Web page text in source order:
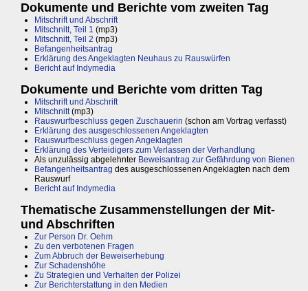
Dokumente und Berichte vom zweiten Tag
Mitschrift und Abschrift
Mitschnitt, Teil 1 (mp3)
Mitschnitt, Teil 2 (mp3)
Befangenheitsantrag
Erklärung des Angeklagten Neuhaus zu Rauswürfen
Bericht auf Indymedia
Dokumente und Berichte vom dritten Tag
Mitschrift und Abschrift
Mitschnitt(mp3)
Rauswurfbeschluss gegen Zuschauerin (schon am Vortrag verfasst)
Erklärung des ausgeschlossenen Angeklagten
Rauswurfbeschluss gegen Angeklagten
Erklärung des Verteidigers zum Verlassen der Verhandlung
Als unzulässig abgelehnter Beweisantrag zur Gefährdung von Bienen
Befangenheitsantrag des ausgeschlossenen Angeklagten nach dem
Rauswurf
Bericht auf Indymedia
Thematische Zusammenstellungen der Mit-
und Abschriften
Zur Person Dr. Oehm
Zu den verbotenen Fragen
Zum Abbruch der Beweiserhebung
Zur Schadenshöhe
Zu Strategien und Verhalten der Polizei
Zur Berichterstattung in den Medien